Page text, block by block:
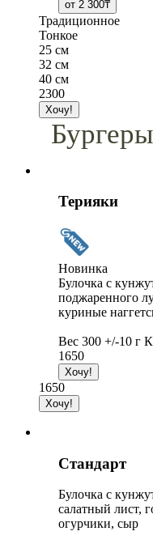
Традиционное
Тонкое
25 см
32 см
40 см
2300
Бургеры
Терияки
Новинка
Булочка с
поджаренного
куриные
Вес 300 +/-10 г
1650
1650
Стандарт
Булочка с
салатный лист,
огурчики, сыр